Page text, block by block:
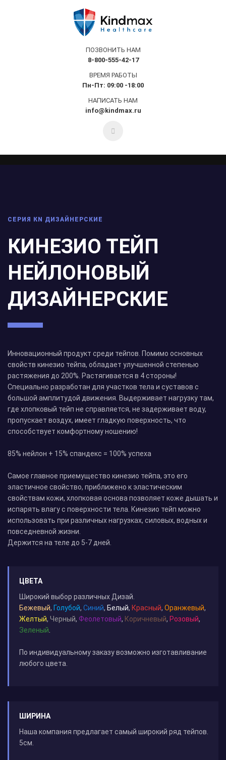
ПОЗВОНИТЬ НАМ
8-800-555-42-17
ВРЕМЯ РАБОТЫ
Пн-Пт: 09:00 -18:00
НАПИСАТЬ НАМ
info@kindmax.ru
СЕРИЯ КN ДИЗАЙНЕРСКИЕ
КИНЕЗИО ТЕЙП
НЕЙЛОНОВЫЙ
ДИЗАЙНЕРСКИЕ
Инновационный продукт среди тейпов. Помимо основных
свойств кинезио тейпа, обладает улучшенной степенью
растяжения до 200%. Растягивается в 4 стороны!
Специально разработан для участков тела и суставов с
большой амплитудой движения. Выдерживает нагрузку там,
где хлопковый тейп не справляется, не задерживает воду,
пропускает воздух, имеет гладкую поверхность, что
способствует комфортному ношению!
85% нейлон + 15% спандекс = 100% успеха
Самое главное приемущество кинезио тейпа, это его
эластичное свойство, приближено к эластическим
свойствам кожи, хлопковая основа позволяет коже дышать и
испарять влагу с поверхности тела. Кинезио тейп можно
использовать при различных нагрузках, силовых, водных и
повседневной жизни.
Держится на теле до 5-7 дней.
ЦВЕТА
Широкий выбор различных Дизай.
Бежевый, Голубой, Синий, Белый, Красный, Оранжевый,
Желтый, Черный, Феолетовый, Коричневый, Розовый,
Зеленый
По индивидуальному заказу возможно изготавливание
любого цвета.
ШИРИНА
Наша компания предлагает самый широкий ряд тейпов.
5см.